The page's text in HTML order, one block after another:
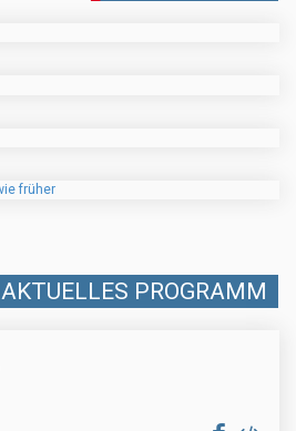
AKTUELLES PROGRAMM